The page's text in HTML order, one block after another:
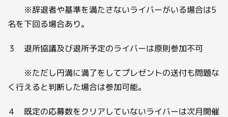
※辞退者や基準を満たさないライバーがいる場合は5
名を下回る場合あり。
３ 退所協議及び退所予定のライバーは原則参加不可
※ただし円満に満了をしてプレゼントの送付も問題な
く行えると判断した場合は参加可能。
４ 既定の応募数をクリアしていないライバーは次月開催